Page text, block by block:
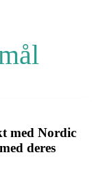
med Nordic
deres